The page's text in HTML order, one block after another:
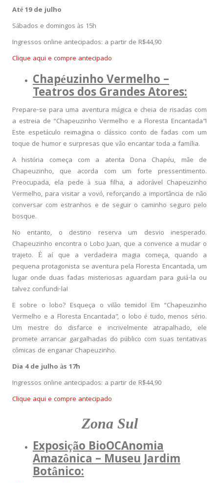
Até 19 de julho
Sábados e domingos às 15h
Ingressos online antecipados: a partir de R$44,90
Clique aqui e compre antecipado
Chapéuzinho Vermelho –
Teatros dos Grandes Atores:
Prepare-se para uma aventura mágica e cheia de risadas com
a estreia de “Chapeuzinho Vermelho e a Floresta Encantada”!
Este espetáculo reimagina o clássico conto de fadas com um
toque de humor e surpresas que vão encantar toda a família.
A história começa com a atenta Dona Chapéu, mãe de
Chapeuzinho, que acorda com um forte pressentimento.
Preocupada, ela pede à sua filha, a adorável Chapeuzinho
Vermelho, para visitar a vovó, reforçando a importância de não
conversar com estranhos e de seguir o caminho seguro pelo
bosque.
No entanto, o destino reserva um desvio inesperado.
Chapeuzinho encontra o Lobo Juan, que a convence a mudar o
trajeto. É aí que a verdadeira magia começa, quando a
pequena protagonista se aventura pela Floresta Encantada, um
lugar onde duas fadas misteriosas aguardam para guiá-la ou
talvez confundi-la!
E sobre o lobo? Esqueça o vilão temido! Em “Chapeuzinho
Vermelho e a Floresta Encantada”, o lobo é tudo, menos sério.
Um mestre do disfarce e incrivelmente atrapalhado, ele
promete arrancar gargalhadas do público com suas tentativas
cômicas de enganar Chapeuzinho.
Dia 4 de julho às 17h
Ingressos online antecipados: a partir de R$44,90
Clique aqui e compre antecipado
Zona Sul
Exposição BioOCAnomia
Amazônica – Museu Jardim
Botânico: